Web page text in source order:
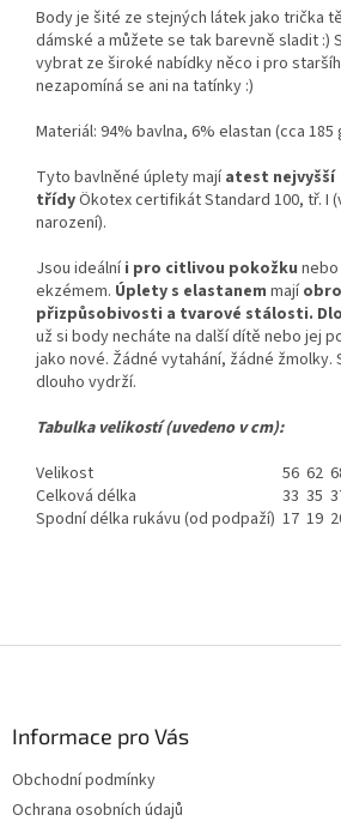
Body je šité ze stejných látek jako trička
dámské a můžete se tak barevně sladit :)
vybrat ze široké nabídky něco i pro
nezapomíná se ani na tatínky :)
Materiál: 94% bavlna, 6% elastan (cca 185
Tyto bavlněné úplety majíatest nejvyšší
třídyÖkotex certifikát Standard 100, tř. I
narození).
Jsou ideálníi pro citlivou pokožku
ekzémem. Úplety s elastanem mají
přizpůsobivosti a tvarové stálosti.
už si body necháte na další dítě nebo jej
jako nové. Žádné vytahání, žádné žmolky.
dlouho vydrží.
Tabulka velikostí (uvedeno v cm):
Velikost
56 62
Celková délka
33 35
Spodní délka rukávu (od podpaží) 17 19
Informace pro Vás
Obchodní podmínky
Ochrana osobních údajů